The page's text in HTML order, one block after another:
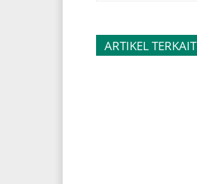
ARTIKEL TERKAIT